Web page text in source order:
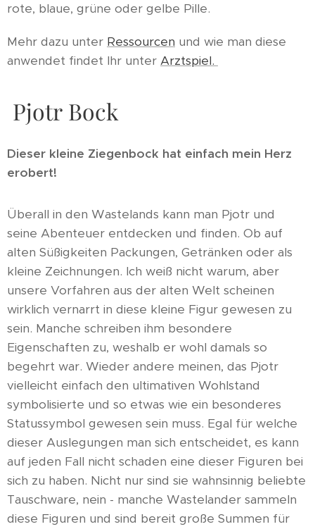
rote, blaue, grüne oder gelbe Pille.
Mehr dazu unter Ressourcen und wie man diese
anwendet findet Ihr unter Arztspiel.
Pjotr Bock
Dieser kleine Ziegenbock hat einfach mein Herz
erobert!
Überall in den Wastelands kann man Pjotr und
seine Abenteuer entdecken und finden. Ob auf
alten Süßigkeiten Packungen, Getränken oder als
kleine Zeichnungen. Ich weiß nicht warum, aber
unsere Vorfahren aus der alten Welt scheinen
wirklich vernarrt in diese kleine Figur gewesen zu
sein. Manche schreiben ihm besondere
Eigenschaften zu, weshalb er wohl damals so
begehrt war. Wieder andere meinen, das Pjotr
vielleicht einfach den ultimativen Wohlstand
symbolisierte und so etwas wie ein besonderes
Statussymbol gewesen sein muss. Egal für welche
dieser Auslegungen man sich entscheidet, es kann
auf jeden Fall nicht schaden eine dieser Figuren bei
sich zu haben. Nicht nur sind sie wahnsinnig beliebte
Tauschware, nein - manche Wastelander sammeln
diese Figuren und sind bereit große Summen für